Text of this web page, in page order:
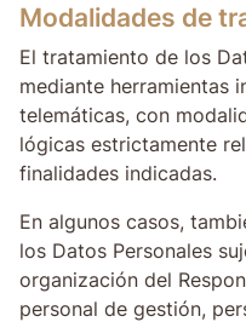
Modalidades de
El tratamiento de los
mediante herramientas
telemáticas, con
lógicas estrictamente
finalidades indicadas.
En algunos casos,
los Datos Personales
organización del
personal de gestión,